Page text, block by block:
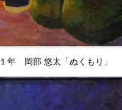
１年 岡部 悠太「ぬくもり」